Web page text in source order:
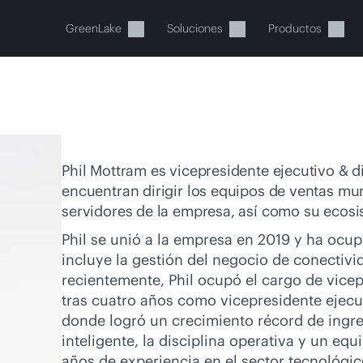
GreenLake Soluciones Productos
momentos, tu cesta está
HPE para encontrar lo que buscas, configurarlo
Comprar ahora
Phil Mottram es vicepresidente ejecutivo &
encuentran dirigir los equipos de ventas
servidores de la empresa, así como su
Phil se unió a la empresa en 2019 y ha
incluye la gestión del negocio de
recientemente, Phil ocupó el cargo de
tras cuatro años como vicepresidente
donde logró un crecimiento récord de
inteligente, la disciplina operativa y un